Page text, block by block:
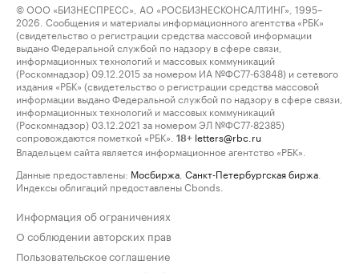
© ООО «БИЗНЕСПРЕСС», АО «РОСБИЗНЕСКОНСАЛТИНГ», 1995–
2026. Сообщения и материалы информационного агентства «РБК»
(свидетельство о регистрации средства массовой информации
выдано Федеральной службой по надзору в сфере связи,
информационных технологий и массовых коммуникаций
(Роскомнадзор) 09.12.2015 за номером ИА №ФС77-63848) и сетевого
издания «РБК» (свидетельство о регистрации средства массовой
информации выдано Федеральной службой по надзору в сфере связи,
информационных технологий и массовых коммуникаций
(Роскомнадзор) 03.12.2021 за номером ЭЛ №ФС77-82385)
сопровождаются пометкой «РБК».
18+ letters@rbc.ru
Владельцем сайта является информационное агентство «РБК».
Данные предоставлены: Мосбиржа Санкт-Петербургская биржа
Индексы облигаций предоставлены Cbonds.
Информация об ограничениях
О соблюдении авторских прав
Пользовательское соглашение